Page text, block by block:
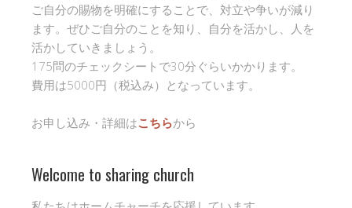
ご自分の賜物を明確にすることで、対立や争いが減り
ます。ぜひご自分のことを知り、自分を活かし、人を
活かしていきましょう。
175問のチェックシートで30分ぐらいかかります。
費用は5000円（税込み）となっています。
お申し込み・詳細はこちらから
Welcome to sharing church